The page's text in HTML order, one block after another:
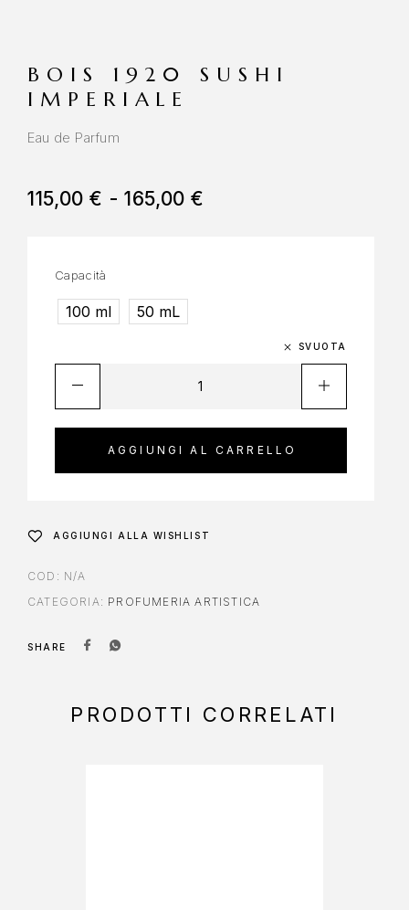
BOIS 1920 SUSHI
IMPERIALE
Eau de Parfum
115,00€ - 165,00€
Capacità
100 ml 50 mL
SVUOTA
AGGIUNGI AL CARRELLO
AGGIUNGI ALLA WISHLIST
COD: N/A
CATEGORIA: PROFUMERIA ARTISTICA
SHARE
PRODOTTI CORRELATI